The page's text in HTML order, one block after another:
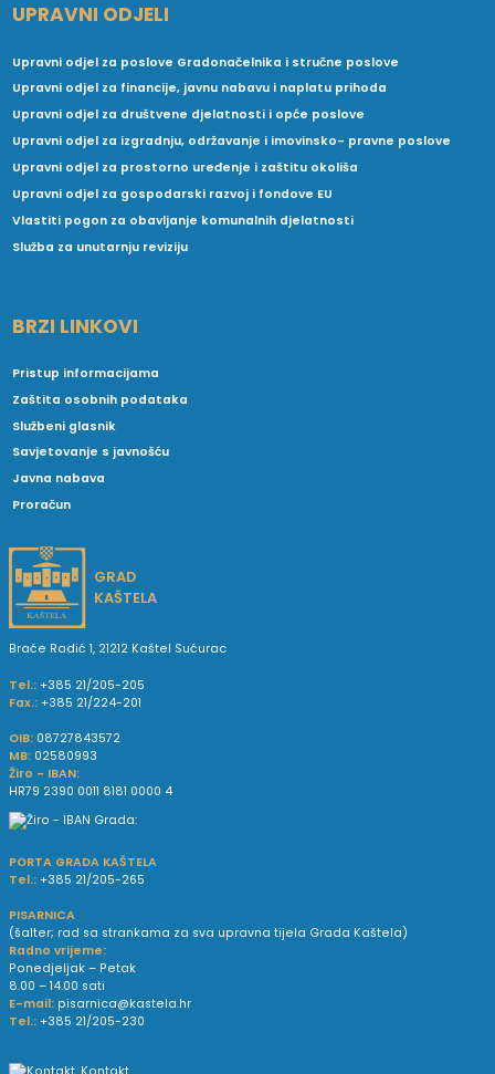
UPRAVNI ODJELI
Upravni odjel za poslove Gradonačelnika i stručne poslove
Upravni odjel za financije, javnu nabavu i naplatu prihoda
Upravni odjel za društvene djelatnosti i opće poslove
Upravni odjel za izgradnju, održavanje i imovinsko- pravne poslove
Upravni odjel za prostorno uređenje i zaštitu okoliša
Upravni odjel za gospodarski razvoj i fondove EU
Vlastiti pogon za obavljanje komunalnih djelatnosti
Služba za unutarnju reviziju
BRZI LINKOVI
Pristup informacijama
Zaštita osobnih podataka
Službeni glasnik
Savjetovanje s javnošću
Javna nabava
Proračun
GRAD
KAŠTELA
Braće Radić 1, 21212 Kaštel Sućurac
Tel.: +385 21/205-205
Fax.: +385 21/224-201
OIB: 08727843572
MB: 02580993
Žiro - IBAN:
HR79 2390 0011 8181 0000 4
PORTA GRADA KAŠTELA
Tel.: +385 21/205-265
PISARNICA
(šalter; rad sa strankama za sva upravna tijela Grada Kaštela)
Radno vrijeme:
Ponedjeljak – Petak
8.00 – 14.00 sati
E-mail: pisarnica@kastela.hr
Tel.: +385 21/205-230